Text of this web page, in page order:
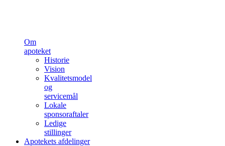
Om
apoteket
Historie
Vision
Kvalitetsmodel
og
servicemål
Lokale
sponsoraftaler
Ledige
stillinger
Apotekets afdelinger